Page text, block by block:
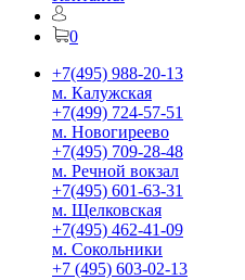
0
+7(495) 988-20-13
м. Калужская
+7(499) 724-57-51
м. Новогиреево
+7(495) 709-28-48
м. Речной вокзал
+7(495) 601-63-31
м. Щелковская
+7(495) 462-41-09
м. Сокольники
+7 (495) 603-02-13